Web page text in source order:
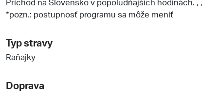
*pozn.: postupnosť programu sa môže meniť
Typ stravy
Raňajky
Doprava